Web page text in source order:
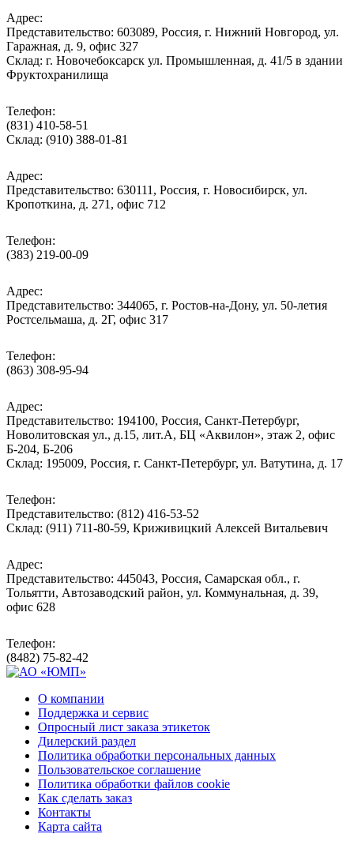
Адрес:
Представительство: 603089, Россия, г. Нижний Новгород, ул.
Гаражная, д. 9, офис 327
Склад: г. Новочебоксарск ул. Промышленная, д. 41/5 в здании
Фруктохранилища
Телефон:
(831) 410-58-51
Склад: (910) 388-01-81
Адрес:
Представительство: 630111, Россия, г. Новосибирск, ул.
Кропоткина, д. 271, офис 712
Телефон:
(383) 219-00-09
Адрес:
Представительство: 344065, г. Ростов-на-Дону, ул. 50-летия
Ростсельмаша, д. 2Г, офис 317
Телефон:
(863) 308-95-94
Адрес:
Представительство: 194100, Россия, Санкт-Петербург,
Новолитовская ул., д.15, лит.А, БЦ «Аквилон», этаж 2, офис
Б-204, Б-206
Склад: 195009, Россия, г. Санкт-Петербург, ул. Ватутина, д. 17
Телефон:
Представительство: (812) 416-53-52
Склад: (911) 711-80-59, Криживицкий Алексей Витальевич
Адрес:
Представительство: 445043, Россия, Самарская обл., г.
Тольятти, Автозаводский район, ул. Коммунальная, д. 39,
офис 628
Телефон:
(8482) 75-82-42
О компании
Поддержка и сервис
Опросный лист заказа этикеток
Дилерский раздел
Политика обработки персональных данных
Пользовательское соглашение
Политика обработки файлов cookie
Как сделать заказ
Контакты
Карта сайта